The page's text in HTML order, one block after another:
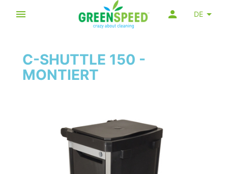
DE
C-SHUTTLE 150 -
MONTIERT